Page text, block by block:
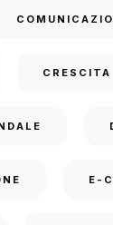
CRESCITA
E-